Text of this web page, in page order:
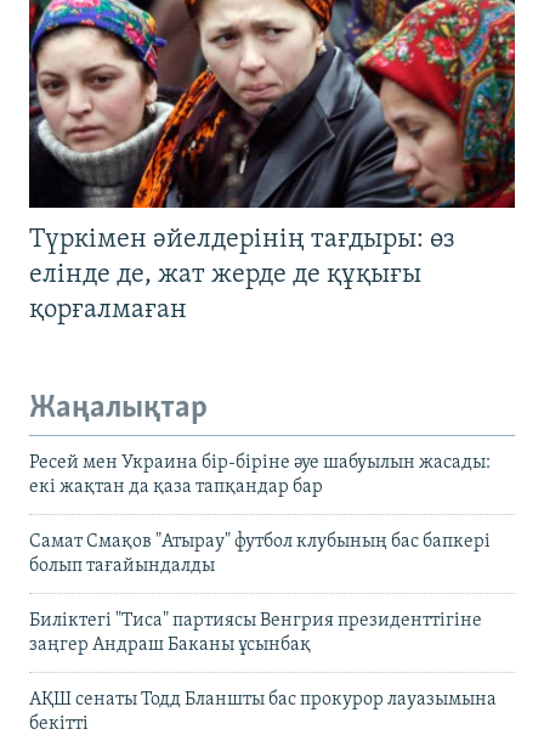
Түркімен әйелдерінің тағдыры: өз
елінде де, жат жерде де құқығы
қорғалмаған
Жаңалықтар
Ресей мен Украина бір-біріне әуе шабуылын жасады:
екі жақтан да қаза тапқандар бар
Самат Смақов "Атырау" футбол клубының бас бапкері
болып тағайындалды
Биліктегі "Тиса" партиясы Венгрия президенттігіне
заңгер Андраш Баканы ұсынбақ
АҚШ сенаты Тодд Бланшты бас прокурор лауазымына
бекітті